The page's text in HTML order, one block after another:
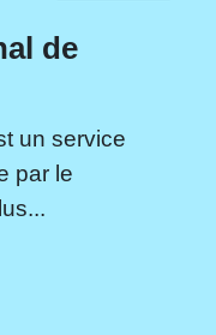
de
un service
par le